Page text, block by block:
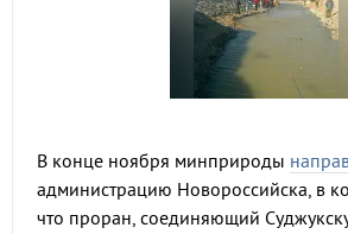
В конце ноября минприроды
администрацию Новороссийска, в
что проран, соединяющий